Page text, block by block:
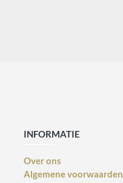
INFORMATIE
Over ons
Algemene voorwaarden